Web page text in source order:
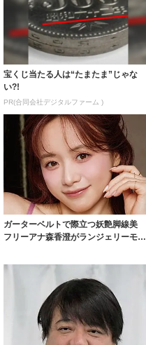
宝くじ当たる人は“たまたま”じゃな
い?!
PR(合同会社デジタルファーム )
ガーターベルトで際立つ妖艶脚線美
フリーアナ森香澄がランジェリーモデ